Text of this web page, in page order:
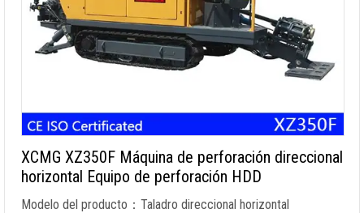
XCMG XZ350F Máquina de perforación direccional
horizontal Equipo de perforación HDD
Modelo del producto：Taladro direccional horizontal